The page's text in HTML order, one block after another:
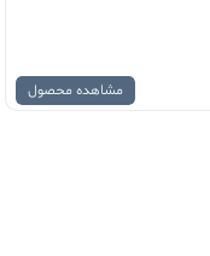
مشاهده محصول